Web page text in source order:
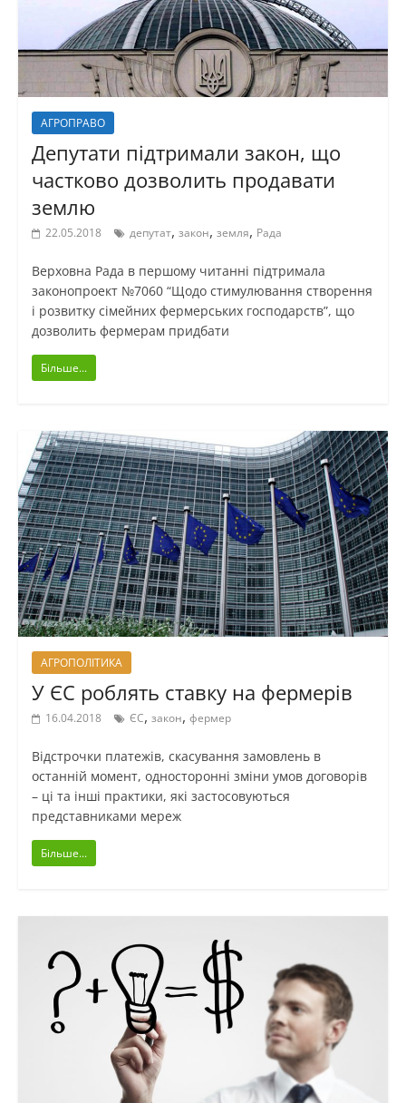
АГРОПРАВО
Депутати підтримали закон, що
частково дозволить продавати
землю
22.05.2018 депутат, закон, земля, Рада
Верховна Рада в першому читанні підтримала
законопроект №7060 “Щодо стимулювання створення
і розвитку сімейних фермерських господарств”, що
дозволить фермерам придбати
Більше...
АГРОПОЛІТИКА
У ЄС роблять ставку на фермерів
16.04.2018 ЄС, закон, фермер
Відстрочки платежів, скасування замовлень в
останній момент, односторонні зміни умов договорів
– ці та інші практики, які застосовуються
представниками мереж
Більше...